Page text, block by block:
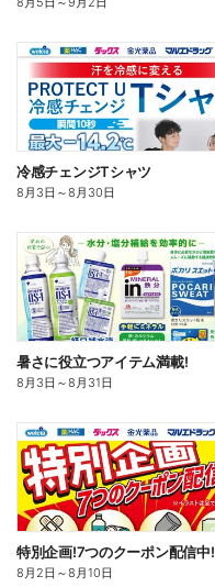
冷感チェンジTシャツ
8月3日 ～8月30日
暑さに役立つアイテム満載!
8月3日 ～8月31日
特別企画!7つのクーポン配信中!
8月2日 ～8月10日